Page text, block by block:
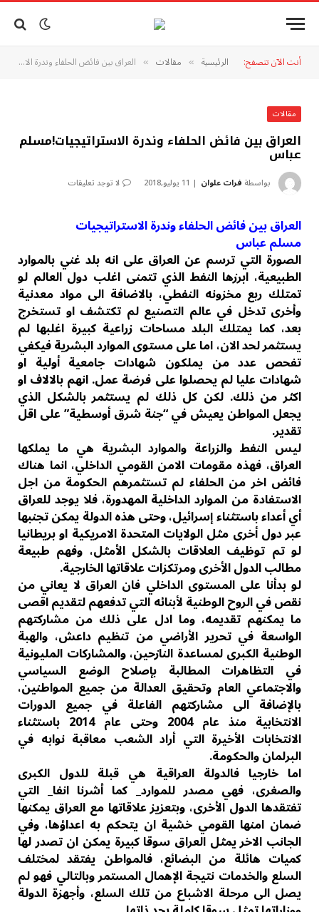
أنت الآن تتصفح: الرئيسية » مقالات » العراق بين فائض الحلفاء وندرة الاستراتيجيات!مسلم عباس
مقالات
العراق بين فائض الحلفاء وندرة الاستراتيجيات!مسلم
عباس
بواسطة فرات علوان 11 يوليو,2018 لا توجد تعليقات
العراق بين فائض الحلفاء وندرة الاستراتيجيات
مسلم عباس
الصورة التي ترسم عن العراق على انه بلد غني بالموارد
الطبيعية، ابرزها النفط الذي تتمنى اغلب دول العالم لو
تمتلك ربع مخزونه النفطي، بالاضافة الى مواد معدنية
وأخرى تدخل في عالم التصنيع لم تكتشف او تستخرج
بعد، كما يمتلك البلد مساحات زراعية كبيرة اغلبها لم
يستثمر لحد الان، اما على مستوى الموارد البشرية فيكفي
تفحص عدد من يملكون شهادات جامعية أولية او
شهادات عليا لم يحصلوا على فرضة عمل. انهم بالالاف او
اكثر من ذلك. لكن كل ذلك لم يستثمر بالشكل الذي
يجعل المواطن يعيش في “جنة شرق أوسطية” على اقل
تقدير.
ليس النفط والزراعة والموارد البشرية هي ما يملكها
العراق، فهذه مقومات الامن القومي الداخلي، انما هناك
فائض اخر من الحلفاء لم تستثمرهم الحكومة من اجل
الاستفادة من الموارد الداخلية المهدورة، فلا يوجد للعراق
أي أعداء باستثناء إسرائيل، وحتى هذه الدولة يمكن تجنبها
عبر دول أخرى مثل الولايات المتحدة الامريكية او بريطانيا
لو تم توظيف العلاقات بالشكل الأمثل، وفهم طبيعة
مطالب الدول الأخرى ومرتكزات علاقاتها الخارجية.
لو بدأنا على المستوى الداخلي فان العراق لا يعاني من
نقص في الروح الوطنية لأبنائه التي تدفعهم لتقديم اقصى
ما يمكنهم تقديمه، وما ادل على ذلك من مشاركتهم
الواسعة في تحرير الأراضي من تنظيم داعش، والهبة
الوطنية الكبرى لمساعدة النازحين، والمشاركات المليونية
في التظاهرات المطالبة بإصلاح الوضع السياسي
والاجتماعي العام وتحقيق العدالة من جميع المواطنين،
بالإضافة الى مشاركتهم الفاعلة في جميع الدورات
الانتخابية منذ عام 2004 وحتى عام 2014 باستثناء
الانتخابات الأخيرة التي أراد الشعب معاقبة نوابه في
البرلمان والحكومة.
اما خارجيا فالدولة العراقية هي قبلة للدول الكبرى
والصغرى، فهي مصدر للموارد_ كما أشرنا انفا_ التي
تفتقدها الدول الأخرى، وبتعزيز علاقاتها مع العراق يمكنها
ضمان امنها القومي خشية ان يتحكم به اعداؤها، وفي
الجانب الاخر يمثل العراق سوقا كبيرة يمكن ان تصدر لها
كميات هائلة من البضائع، فالمواطن يفتقد لمختلف
السلع والخدمات نتيجة الإهمال المستمر وبالتالي فهو لم
يصل الى مرحلة الاشباع من تلك السلع، وأجهزة الدولة